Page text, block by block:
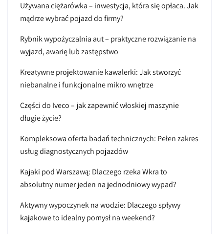
Używana ciężarówka – inwestycja, która się opłaca. Jak
mądrze wybrać pojazd do firmy?
Rybnik wypożyczalnia aut – praktyczne rozwiązanie na
wyjazd, awarię lub zastępstwo
Kreatywne projektowanie kawalerki: Jak stworzyć
niebanalne i funkcjonalne mikro wnętrze
Części do Iveco – jak zapewnić włoskiej maszynie
długie życie?
Kompleksowa oferta badań technicznych: Pełen zakres
usług diagnostycznych pojazdów
Kajaki pod Warszawą: Dlaczego rzeka Wkra to
absolutny numer jeden na jednodniowy wypad?
Aktywny wypoczynek na wodzie: Dlaczego spływy
kajakowe to idealny pomysł na weekend?